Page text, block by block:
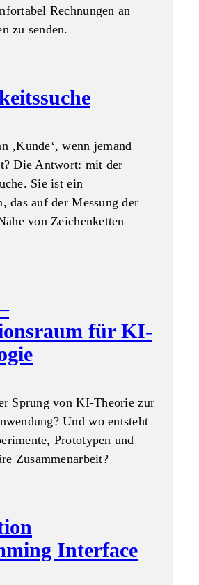
Rechnungen an
zu senden.
‚Kunde‘, wenn jemand
Die Antwort: mit der
Sie ist ein
das auf der Messung der
von Zeichenketten
für KI-
Sprung von KI-Theorie zur
Und wo entsteht
Prototypen und
Zusammenarbeit?
Interface